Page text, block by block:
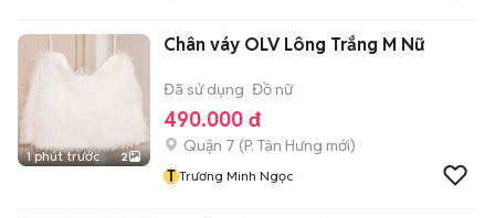
1 phút trước 2
Chân váy OLV Lông Trắng M Nữ
Đã sử dụng Đồ nữ
490.000 đ
Quận 7 (P. Tân Hưng mới)
T Trương Minh Ngọc